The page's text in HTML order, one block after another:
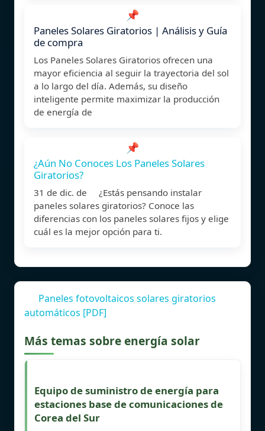
📌
Paneles Solares Giratorios | Análisis y Guía
de compra
Los Paneles Solares Giratorios ofrecen una
mayor eficiencia al seguir la trayectoria del sol
a lo largo del día. Además, su diseño
inteligente permite maximizar la producción
de energía de
📌
¿Aún No Conoces Los Paneles Solares
Giratorios?
31 de dic. de ¿Estás pensando instalar
paneles solares giratorios? Conoce las
diferencias con los paneles solares fijos y elige
cuál es la mejor opción para ti.
Paneles fotovoltaicos solares giratorios
automáticos [PDF]
Más temas sobre energía solar
Equipo de suministro de energía para
estaciones base de comunicaciones de
Corea del Sur